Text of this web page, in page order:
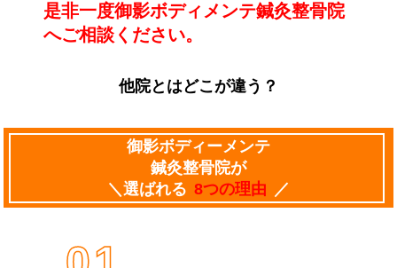
是非一度御影ボディメンテ鍼灸整骨院
へご相談ください。
他院とはどこが違う？
御影ボディーメンテ
鍼灸整骨院が
＼選ばれる 8つの理由 ／